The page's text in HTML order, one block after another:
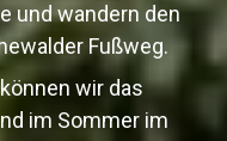
und wandern den
Fußweg.
wir das
im Sommer im